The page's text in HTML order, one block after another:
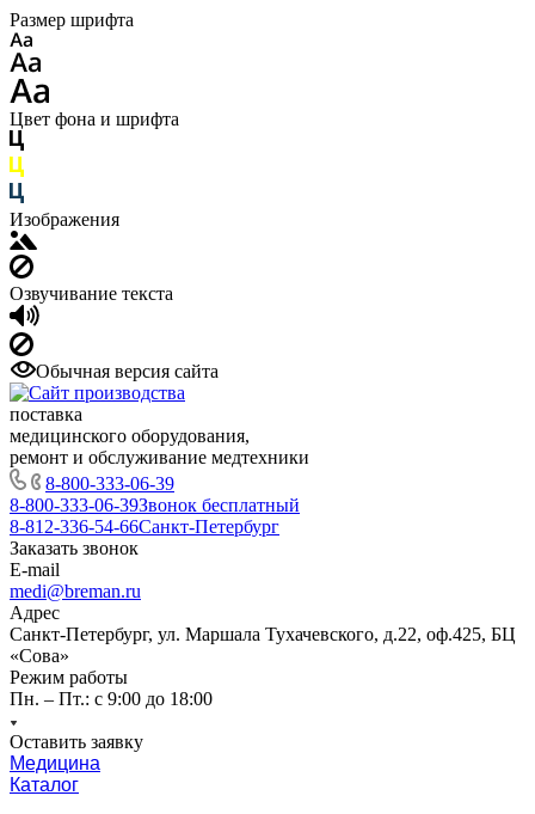
Размер шрифта
Цвет фона и шрифта
Изображения
Озвучивание текста
Обычная версия сайта
поставка
медицинского оборудования,
ремонт и обслуживание медтехники
8-800-333-06-39
8-800-333-06-39Звонок бесплатный
8-812-336-54-66Санкт-Петербург
Заказать звонок
E-mail
medi@breman.ru
Адрес
Санкт-Петербург, ул. Маршала Тухачевского, д.22, оф.425, БЦ
«Сова»
Режим работы
Пн. – Пт.: с 9:00 до 18:00
Оставить заявку
Медицина
Каталог